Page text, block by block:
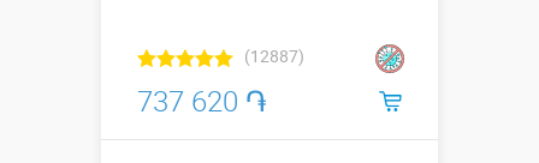
(12887)
737 620 ֏